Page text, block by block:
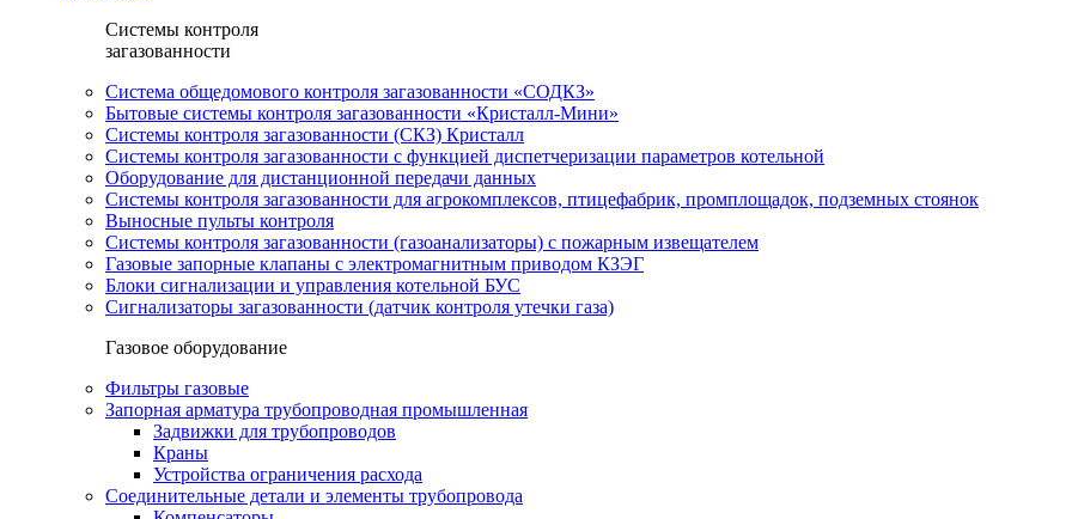
Системы контроля
загазованности
Система общедомового контроля загазованности «СОДКЗ»
Бытовые системы контроля загазованности «Кристалл-Мини»
Системы контроля загазованности (СКЗ) Кристалл
Системы контроля загазованности с функцией диспетчеризации параметров котельной
Оборудование для дистанционной передачи данных
Системы контроля загазованности для агрокомплексов, птицефабрик, промплощадок, подземных стоянок
Выносные пульты контроля
Системы контроля загазованности (газоанализаторы) с пожарным извещателем
Газовые запорные клапаны с электромагнитным приводом КЗЭГ
Блоки сигнализации и управления котельной БУС
Сигнализаторы загазованности (датчик контроля утечки газа)
Газовое оборудование
Фильтры газовые
Запорная арматура трубопроводная промышленная
Задвижки для трубопроводов
Краны
Устройства ограничения расхода
Соединительные детали и элементы трубопровода